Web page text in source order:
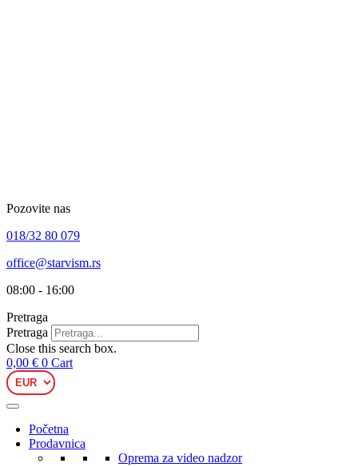
Pozovite nas
018/32 80 079
office@starvism.rs
08:00 - 16:00
Pretraga
Pretraga
Close this search box.
0,00 € 0 Cart
Početna
Prodavnica
Oprema za video nadzor